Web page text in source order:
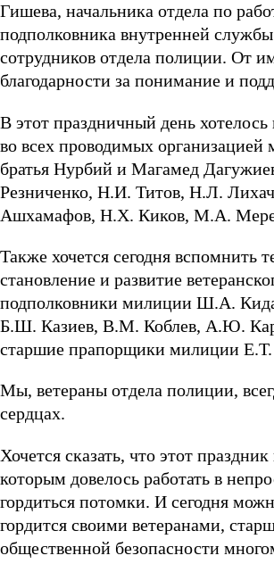
Гишева, начальника отдела по
подполковника внутренней
сотрудников отдела полиции. От
благодарности за понимание и
В этот праздничный день
во всех проводимых
братья Нурбий и Магамед
Резниченко, Н.И. Титов, Н.Л.
Ашхамафов, Н.Х. Киков, М.А.
Также хочется сегодня вспомнить
становление и развитие
подполковники милиции Ш.А.
Б.Ш. Казиев, В.М. Коблев, А.Ю.
старшие прапорщики милиции
Мы, ветераны отдела полиции,
сердцах.
Хочется сказать, что этот
которым довелось работать в
гордиться потомки. И сегодня
гордится своими ветеранами,
общественной безопасности